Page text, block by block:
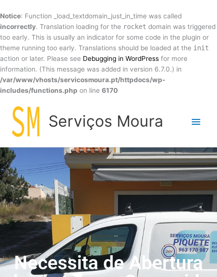
Notice: Function _load_textdomain_just_in_time was called
incorrectly. Translation loading for the rocket domain was triggered
too early. This is usually an indicator for some code in the plugin or
theme running too early. Translations should be loaded at the init
action or later. Please see Debugging in WordPress for more
information. (This message was added in version 6.7.0.) in
/var/www/vhosts/servicosmoura.pt/httpdocs/wp-
includes/functions.php on line 6170
to
content
Serviços Moura
Necessita de Abertura